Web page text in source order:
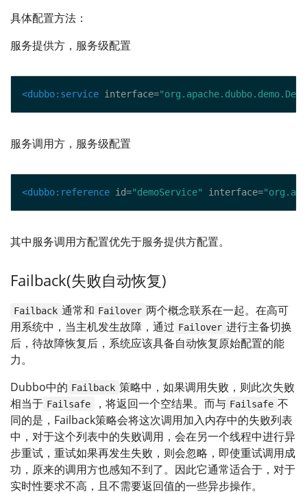
具体配置方法：
服务提供方，服务级配置
<dubbo:service interface=
服务调用方，服务级配置
<dubbo:reference id="demoService" interface=
其中服务调用方配置优先于服务提供方配置。
Failback(失败自动恢复)
Failback 通常和 Failover 两个概念联系在一起。在高可
用系统中，当主机发生故障，通过 Failover 进行主备切换
后，待故障恢复后，系统应该具备自动恢复原始配置的能
力。
Dubbo中的 Failback 策略中，如果调用失败，则此次失败
相当于 Failsafe ，将返回一个空结果。而与 Failsafe 不
同的是，Failback策略会将这次调用加入内存中的失败列表
中，对于这个列表中的失败调用，会在另一个线程中进行异
步重试，重试如果再发生失败，则会忽略，即使重试调用成
功，原来的调用方也感知不到了。因此它通常适合于，对于
实时性要求不高，且不需要返回值的一些异步操作。